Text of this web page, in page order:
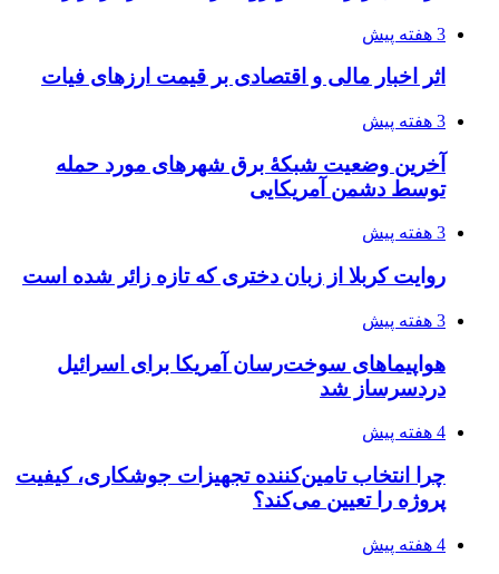
3 هفته پیش
اثر اخبار مالی و اقتصادی بر قیمت ارزهای فیات
3 هفته پیش
آخرین وضعیت شبکۀ برق شهرهای مورد حمله
توسط دشمن آمریکایی
3 هفته پیش
روایت کربلا از زبان دختری که تازه زائر شده است
3 هفته پیش
هواپیماهای سوخت‌رسان آمریکا برای اسرائیل
دردسرساز شد
4 هفته پیش
چرا انتخاب تامین‌کننده تجهیزات جوشکاری، کیفیت
پروژه را تعیین می‌کند؟
4 هفته پیش